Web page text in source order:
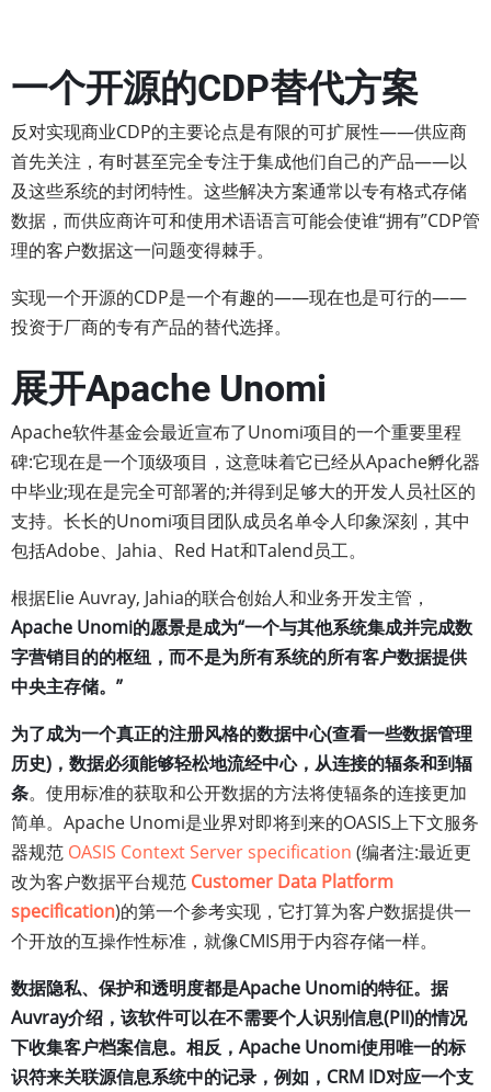
一个开源的CDP替代方案
反对实现商业CDP的主要论点是有限的可扩展性——供应商
首先关注，有时甚至完全专注于集成他们自己的产品——以
及这些系统的封闭特性。这些解决方案通常以专有格式存储
数据，而供应商许可和使用术语语言可能会使谁“拥有”CDP管
理的客户数据这一问题变得棘手。
实现一个开源的CDP是一个有趣的——现在也是可行的——
投资于厂商的专有产品的替代选择。
展开Apache Unomi
Apache软件基金会最近宣布了Unomi项目的一个重要里程
碑:它现在是一个顶级项目，这意味着它已经从Apache孵化器
中毕业;现在是完全可部署的;并得到足够大的开发人员社区的
支持。长长的Unomi项目团队成员名单令人印象深刻，其中
包括Adobe、Jahia、Red Hat和Talend员工。
根据Elie Auvray, Jahia的联合创始人和业务开发主管，
Apache Unomi的愿景是成为“一个与其他系统集成并完成数
字营销目的的枢纽，而不是为所有系统的所有客户数据提供
中央主存储。”
为了成为一个真正的注册风格的数据中心(查看一些数据管理
历史)，数据必须能够轻松地流经中心，从连接的辐条和到辐
条。使用标准的获取和公开数据的方法将使辐条的连接更加
简单。Apache Unomi是业界对即将到来的OASIS上下文服务
器规范 OASIS Context Server specification (编者注:最近更
改为客户数据平台规范 Customer Data Platform
specification)的第一个参考实现，它打算为客户数据提供一
个开放的互操作性标准，就像CMIS用于内容存储一样。
数据隐私、保护和透明度都是Apache Unomi的特征。据
Auvray介绍，该软件可以在不需要个人识别信息(PII)的情况
下收集客户档案信息。相反，Apache Unomi使用唯一的标
识符来关联源信息系统中的记录，例如，CRM ID对应一个支